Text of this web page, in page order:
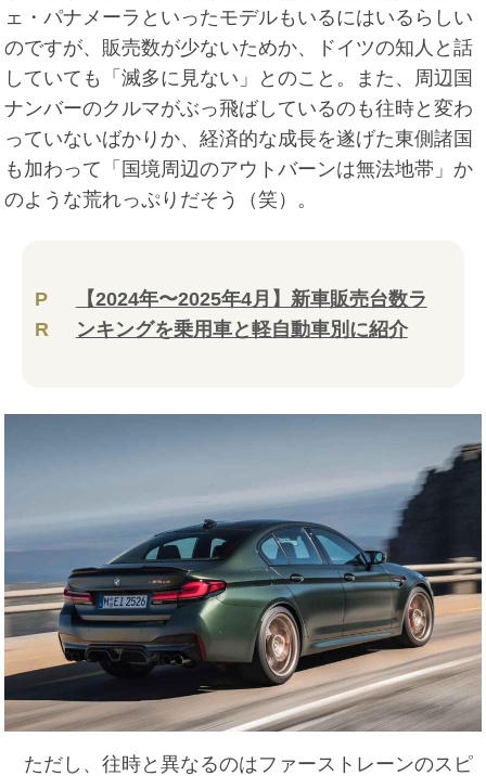
ェ・パナメーラといったモデルもいるにはいるらしい
のですが、販売数が少ないためか、ドイツの知人と話
していても「滅多に見ない」とのこと。また、周辺国
ナンバーのクルマがぶっ飛ばしているのも往時と変わ
っていないばかりか、経済的な成長を遂げた東側諸国
も加わって「国境周辺のアウトバーンは無法地帯」か
のような荒れっぷりだそう（笑）。
P
R
【2024年〜2025年4月】新車販売台数ラ
ンキングを乗用車と軽自動車別に紹介
ただし、往時と異なるのはファーストレーンのスピ